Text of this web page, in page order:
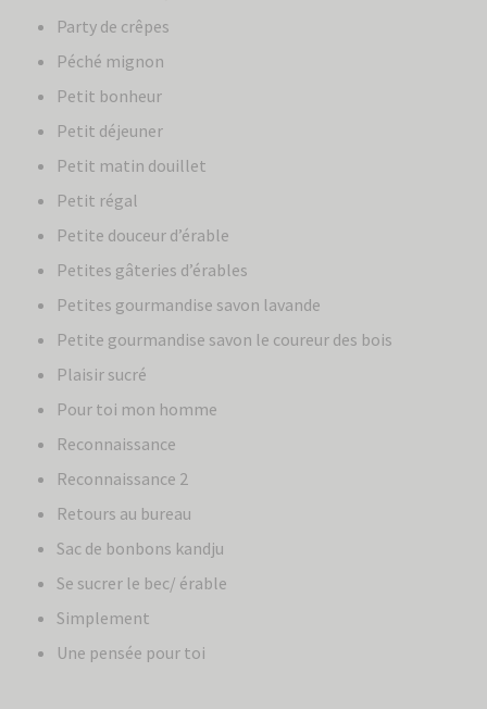
Party de crêpes
Péché mignon
Petit bonheur
Petit déjeuner
Petit matin douillet
Petit régal
Petite douceur d’érable
Petites gâteries d’érables
Petites gourmandise savon lavande
Petite gourmandise savon le coureur des bois
Plaisir sucré
Pour toi mon homme
Reconnaissance
Reconnaissance 2
Retours au bureau
Sac de bonbons kandju
Se sucrer le bec/ érable
Simplement
Une pensée pour toi